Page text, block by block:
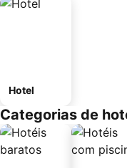
Hotel
Categorias de